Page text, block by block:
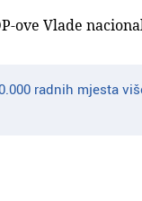
ove Vlade
radnih mjesta